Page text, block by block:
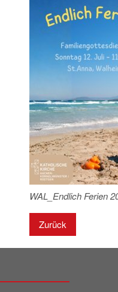
WAL_Endlich Ferien
Zurück